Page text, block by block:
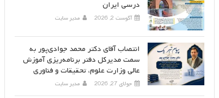
درسی ایران
آگوست 2, 2026 مدیر سایت
انتصاب آقای دکتر محمد جوادی‌پور به
سمت مدیرکل دفتر برنامه‌ریزی آموزش
عالی وزارت علوم، تحقیقات و فناوری
جولای 27, 2026 مدیر سایت